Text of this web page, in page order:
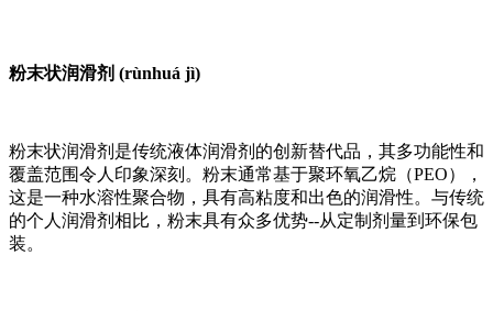
粉末状润滑剂 (rùnhuá jì)
粉末状润滑剂是传统液体润滑剂的创新替代品，其多功能性和
覆盖范围令人印象深刻。粉末通常基于聚环氧乙烷（PEO），
这是一种水溶性聚合物，具有高粘度和出色的润滑性。与传统
的个人润滑剂相比，粉末具有众多优势--从定制剂量到环保包
装。